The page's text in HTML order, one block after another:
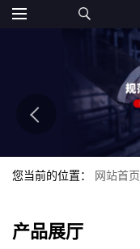
您当前的位置： 网站首页
产品展厅